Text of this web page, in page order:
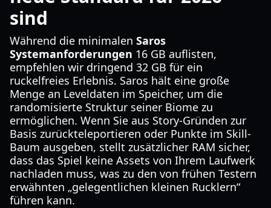
sind
Während die minimalen Saros
Systemanforderungen 16 GB auflisten,
empfehlen wir dringend 32 GB für ein
ruckelfreies Erlebnis. Saros hält eine große
Menge an Leveldaten im Speicher, um die
randomisierte Struktur seiner Biome zu
ermöglichen. Wenn Sie aus Story-Gründen zur
Basis zurückteleportieren oder Punkte im Skill-
Baum ausgeben, stellt zusätzlicher RAM sicher,
dass das Spiel keine Assets von Ihrem Laufwerk
nachladen muss, was zu den von frühen Testern
erwähnten „gelegentlichen kleinen Rucklern“
führen kann.